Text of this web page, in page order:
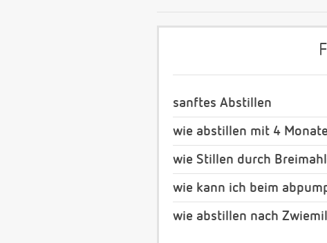
sanftes Abstillen
wie abstillen mit 4
wie Stillen durch
wie kann ich beim
wie abstillen nach